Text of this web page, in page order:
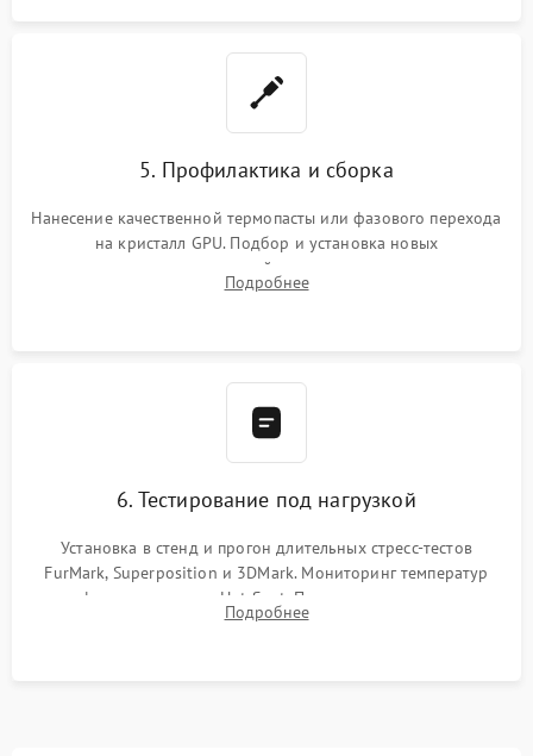
5. Профилактика и сборка
Нанесение качественной термопасты или фазового перехода
на кристалл GPU. Подбор и установка новых
термопрокладок правильной толщины на память и цепи
питания. Монтаж радиатора и бэкплейта, подключение и
Подробнее
6. Тестирование под нагрузкой
Установка в стенд и прогон длительных стресс-тестов
FurMark, Superposition и 3DMark. Мониторинг температур
графического чипа и Hot Spot. Проверка на отсутствие
артефактов изображения, вылетов драйвера и зависаний.
Подробнее